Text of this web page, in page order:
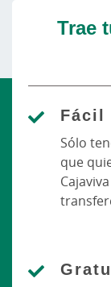
Trae
Fácil
Sólo
que